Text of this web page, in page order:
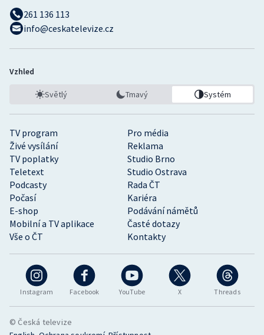
Instagram Facebook YouTube X Threads
TV program
Pro média
Živé vysílání
Reklama
TV poplatky
Studio Brno
Teletext
Studio Ostrava
Podcasty
Rada ČT
Počasí
Kariéra
E-shop
Podávání námětů
Mobilní a TV aplikace
Časté dotazy
Vše o ČT
Kontakty
261 136 113
info@ceskatelevize.cz
Vzhled
Světlý Tmavý Systém
© Česká televize